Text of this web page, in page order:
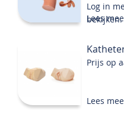
Log in
bekijken.
Lees
Prijs op
Lees